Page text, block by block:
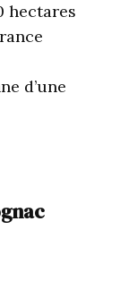
hectares
d’une